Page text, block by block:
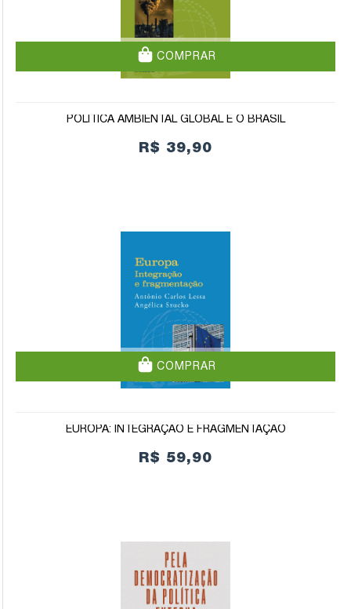
COMPRAR
POLÍTICA AMBIENTAL GLOBAL E O BRASIL
R$ 39,90
COMPRAR
EUROPA: INTEGRAÇÃO E FRAGMENTAÇÃO
R$ 59,90